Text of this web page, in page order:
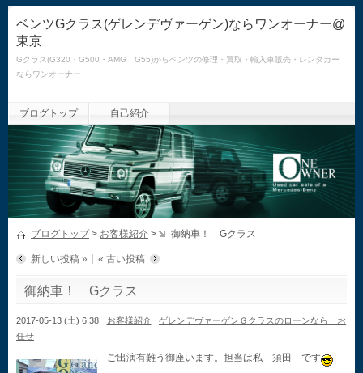
ベンツGクラス(ゲレンデヴァーゲン)ならワンオーナー@
東京
Gクラス(G320・G500・AMG G55)からベンツの修理・買取・輸入車販売・レンタカー
ならワンオーナー
ブログトップ 自己紹介
ブログトップ> お客様紹介 > 御納車！ Gクラス
新しい投稿 » « 古い投稿
御納車！ Gクラス
2017-05-13 (土) 6:38 お客様紹介
ゲレンデヴァーゲンＧクラスのローンなら お
任せ
ご出演有難う御座います。担当は私 須田 です